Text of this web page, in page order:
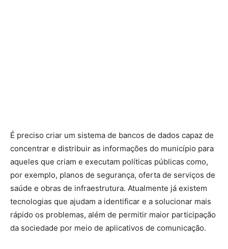
É preciso criar um sistema de bancos de dados capaz de
concentrar e distribuir as informações do município para
aqueles que criam e executam políticas públicas como,
por exemplo, planos de segurança, oferta de serviços de
saúde e obras de infraestrutura. Atualmente já existem
tecnologias que ajudam a identificar e a solucionar mais
rápido os problemas, além de permitir maior participação
da sociedade por meio de aplicativos de comunicação.